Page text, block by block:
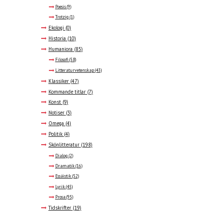
Poesis(9)
Trotzig (1)
Ekologi (0)
Historia (10)
Humaniora (85)
Filosofi(58)
Litteraturvetenskap(43)
Klassiker (47)
Kommande titlar (7)
Konst (9)
Notiser (3)
Omega (4)
Politik (4)
Skönlitteratur (198)
Dialog (2)
Dramatik(16)
Essäistik(52)
Lyrik(45)
Prosa(95)
Tidskrifter (19)